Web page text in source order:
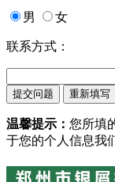
男 女
联系方式：
温馨提示： 您所填
于您的个人信息我